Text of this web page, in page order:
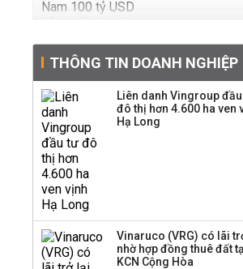
thường, dự kiến
chỉnh kế hoạch kinh
doanh 2026
Kinh Bắc dự kiến cho
drone và trừng
doanh nghiệp Mỹ
THÔNG TIN DOANH NGHIỆP
Liên danh Vingroup
đô thị hơn 4.600 ha ven
Hạ Long
Vinaruco (VRG) có lãi
nhờ hợp đồng thuê đất
KCN Cộng Hòa